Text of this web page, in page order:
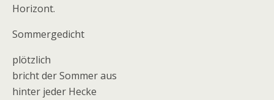
Horizont.
Sommergedicht
plötzlich
bricht der Sommer aus
hinter jeder Hecke